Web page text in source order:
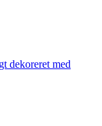
dekoreret med